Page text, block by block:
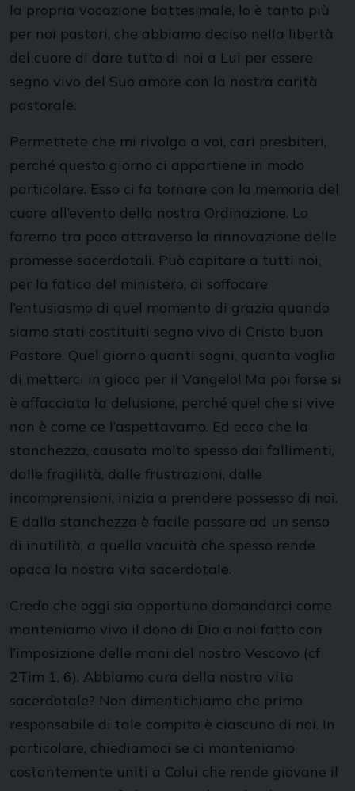
la propria vocazione battesimale, lo è tanto più
per noi pastori, che abbiamo deciso nella libertà
del cuore di dare tutto di noi a Lui per essere
segno vivo del Suo amore con la nostra carità
pastorale.
Permettete che mi rivolga a voi, cari presbiteri,
perché questo giorno ci appartiene in modo
particolare. Esso ci fa tornare con la memoria del
cuore all’evento della nostra Ordinazione. Lo
faremo tra poco attraverso la rinnovazione delle
promesse sacerdotali. Può capitare a tutti noi,
per la fatica del ministero, di soffocare
l’entusiasmo di quel momento di grazia quando
siamo stati costituiti segno vivo di Cristo buon
Pastore. Quel giorno quanti sogni, quanta voglia
di metterci in gioco per il Vangelo! Ma poi forse si
è affacciata la delusione, perché quel che si vive
non è come ce l’aspettavamo. Ed ecco che la
stanchezza, causata molto spesso dai fallimenti,
dalle fragilità, dalle frustrazioni, dalle
incomprensioni, inizia a prendere possesso di noi.
E dalla stanchezza è facile passare ad un senso
di inutilità, a quella vacuità che spesso rende
opaca la nostra vita sacerdotale.
Credo che oggi sia opportuno domandarci come
manteniamo vivo il dono di Dio a noi fatto con
l’imposizione delle mani del nostro Vescovo (cf
2Tim 1, 6). Abbiamo cura della nostra vita
sacerdotale? Non dimentichiamo che primo
responsabile di tale compito è ciascuno di noi. In
particolare, chiediamoci se ci manteniamo
costantemente uniti a Colui che rende giovane il